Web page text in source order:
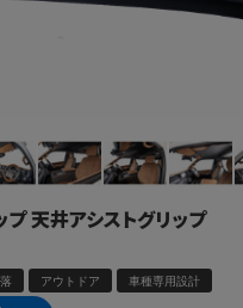
プ 天井アシストグリップ
アウトドア 車種専用設計